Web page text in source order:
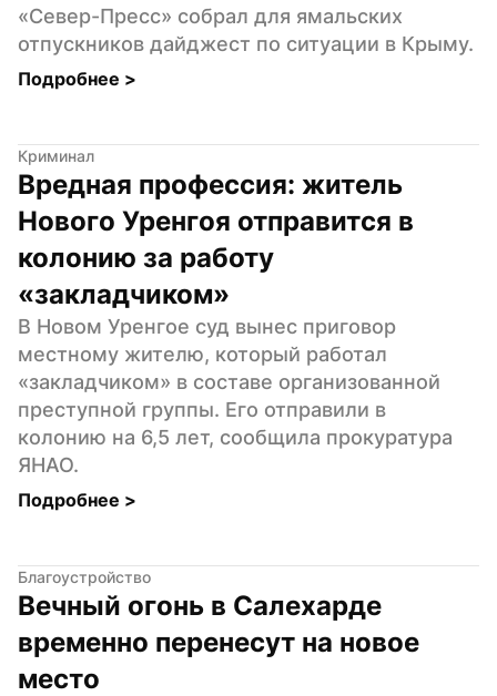
«Север-Пресс» собрал для ямальских
отпускников дайджест по ситуации в Крыму.
Подробнее >
Криминал
Вредная профессия: житель
Нового Уренгоя отправится в
колонию за работу
«закладчиком»
В Новом Уренгое суд вынес приговор
местному жителю, который работал
«закладчиком» в составе организованной
преступной группы. Его отправили в
колонию на 6,5 лет, сообщила прокуратура
ЯНАО.
Подробнее >
Благоустройство
Вечный огонь в Салехарде
временно перенесут на новое
место